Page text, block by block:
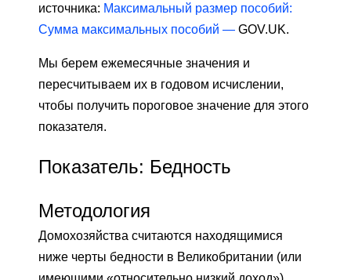
источника: Максимальный размер пособий:
Сумма максимальных пособий — GOV.UK.
Мы берем ежемесячные значения и
пересчитываем их в годовом исчислении,
чтобы получить пороговое значение для этого
показателя.
Показатель: Бедность
Методология
Домохозяйства считаются находящимися
ниже черты бедности в Великобритании (или